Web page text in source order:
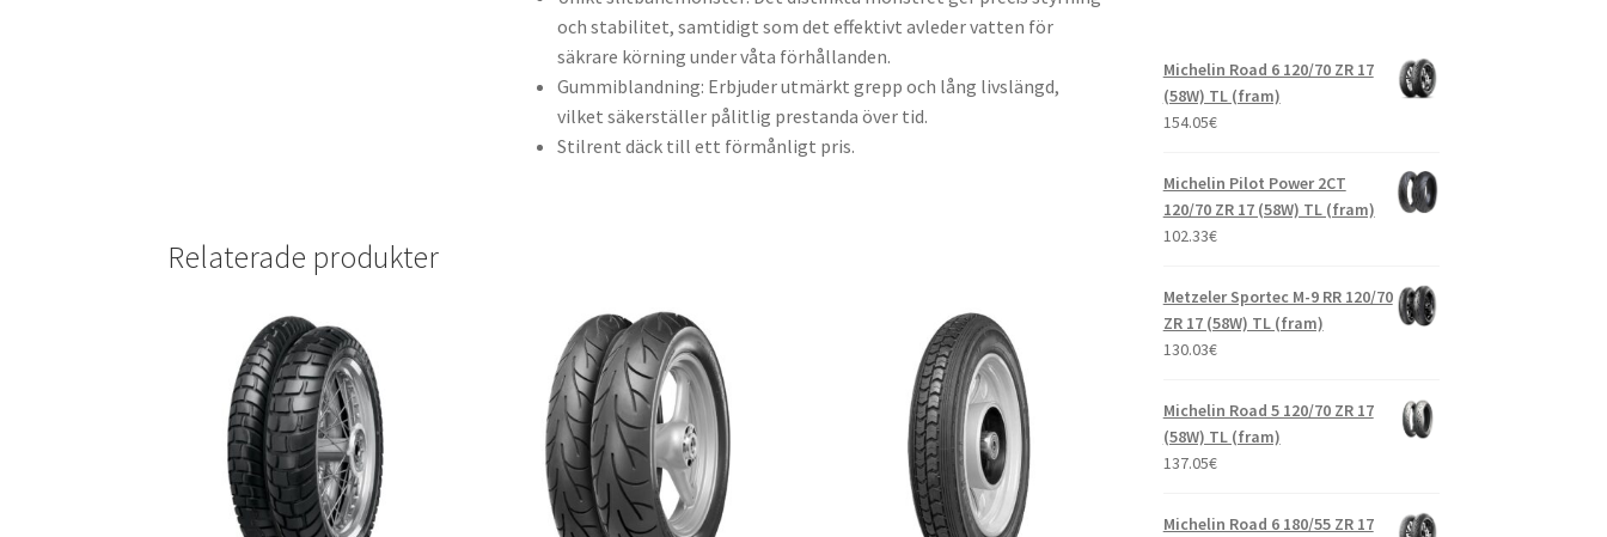
och stabilitet, samtidigt som det effektivt avleder vatten för
säkrare körning under våta förhållanden.
Gummiblandning: Erbjuder utmärkt grepp och lång livslängd,
vilket säkerställer pålitlig prestanda över tid.
Stilrent däck till ett förmånligt pris.
Relaterade produkter
Michelin Road 6 120/70 ZR 17
(58W) TL (fram)
154.05€
Michelin Pilot Power 2CT
120/70 ZR 17 (58W) TL (fram)
102.33€
Metzeler Sportec M-9 RR 120/70
ZR 17 (58W) TL (fram)
130.03€
Michelin Road 5 120/70 ZR 17
(58W) TL (fram)
137.05€
Michelin Road 6 180/55 ZR 17